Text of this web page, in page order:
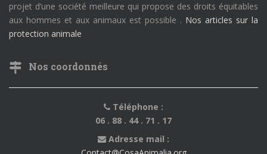
projet d’une société meilleure qui propose des droits équitables
aux hommes et aux animaux est possible . Nos articles sur la
protection animale
Nos coordonnés
Téléphone :
06 . 88 . 44 . 71 . 17
Adresse mail :